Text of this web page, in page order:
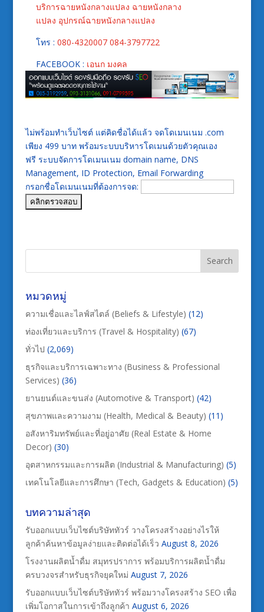
บริการฉายหนังกลางแปลง ฉายหนังกลาง
แปลง อุปกรณ์ฉายหนังกลางแปลง
โทร : 080-4320007 084-3797722
FACEBOOK : เอนก มงคล
ไม่พร้อมทำเว็บไซต์ แต่คิดชื่อได้แล้ว จดโดเมนเนม .com
เพียง 499 บาท พร้อมระบบบริหารโดเมนด้วยตัวคุณเอง
ฟรี ระบบจัดการโดเมนเนม domain name, DNS
Management, ID Protection, Email Forwarding
กรอกชื่อโดเมนเนมที่ต้องการจด:
หมวดหมู่
ความเชื่อและไลฟ์สไตล์ (Beliefs & Lifestyle) (12)
ท่องเที่ยวและบริการ (Travel & Hospitality) (67)
ทั่วไป (2,069)
ธุรกิจและบริการเฉพาะทาง (Business & Professional
Services) (36)
ยานยนต์และขนส่ง (Automotive & Transport) (42)
สุขภาพและความงาม (Health, Medical & Beauty) (11)
อสังหาริมทรัพย์และที่อยู่อาศัย (Real Estate & Home
Decor) (30)
อุตสาหกรรมและการผลิต (Industrial & Manufacturing) (5)
เทคโนโลยีและการศึกษา (Tech, Gadgets & Education) (5)
บทความล่าสุด
รับออกแบบเว็บไซต์บริษัททัวร์ วางโครงสร้างอย่างไรให้
ลูกค้าค้นหาข้อมูลง่ายและติดต่อได้เร็ว August 8, 2026
โรงงานผลิตน้ำดื่ม สมุทรปราการ พร้อมบริการผลิตน้ำดื่ม
ครบวงจรสำหรับธุรกิจยุคใหม่ August 7, 2026
รับออกแบบเว็บไซต์บริษัททัวร์ พร้อมวางโครงสร้าง SEO เพื่อ
เพิ่มโอกาสในการเข้าถึงลูกค้า August 6, 2026